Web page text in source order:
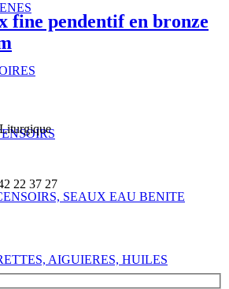
SEAUX EAU BENITE
AIGUIERES, HUILES
fine pendentif en bronze
22 37 27